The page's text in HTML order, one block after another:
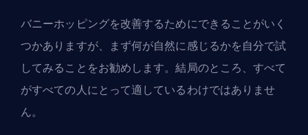
バニーホッピングを改善するためにできることがいく
つかありますが、まず何が自然に感じるかを自分で試
してみることをお勧めします。結局のところ、すべて
がすべての人にとって適しているわけではありませ
ん。